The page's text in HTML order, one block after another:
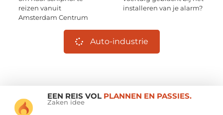
reizen vanuit
Amsterdam Centrum
installeren van je alarm?
Auto-industrie
EEN REIS VOL PLANNEN EN PASSIES.
Zaken idee